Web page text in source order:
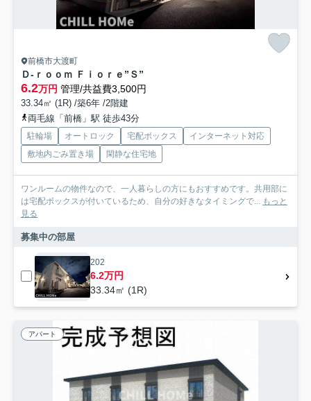
前橋市大渡町
Ｄ-ｒｏｏｍ Ｆｉｏｒｅ”Ｓ”
6.2万円 管理/共益費3,500円
33.34㎡ (1R) /築6年 /2階建
両毛線「前橋」駅 徒歩43分
駐輪場 オートロック 宅配ボックス
インターネット対応
敷地内ごみ置き場
閑静な住宅地
ワンルームの物件なので、一人暮らしの方にもおすすめです。共用部に
は宅配ボックスが付いているため、自分の好きなタイミングで...
もっと
見る
募集中の部屋
202
6.2万円
33.34㎡ (1R)
アパート